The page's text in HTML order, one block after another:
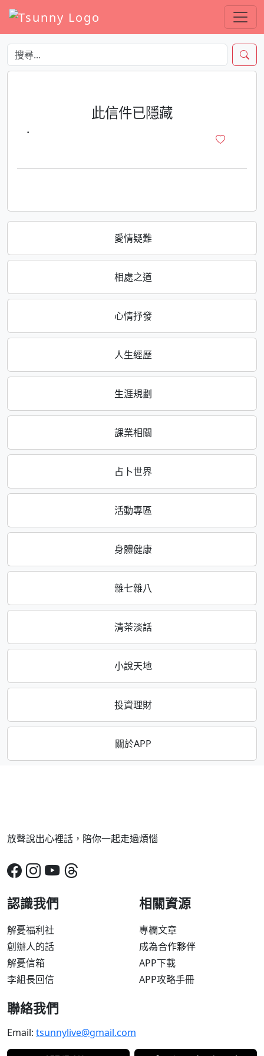
愛情疑難
相處之道
心情抒發
人生經歷
生涯規劃
課業相關
占卜世界
活動專區
身體健康
雜七雜八
清茶淡話
小說天地
投資理財
關於APP
此信件已隱藏
·
放聲說出心裡話，陪你一起走過煩惱
認識我們
解憂福利社
創辦人的話
解憂信箱
李組長回信
相關資源
專欄文章
成為合作夥伴
APP下載
APP攻略手冊
聯絡我們
Email: tsunnylive@gmail.com